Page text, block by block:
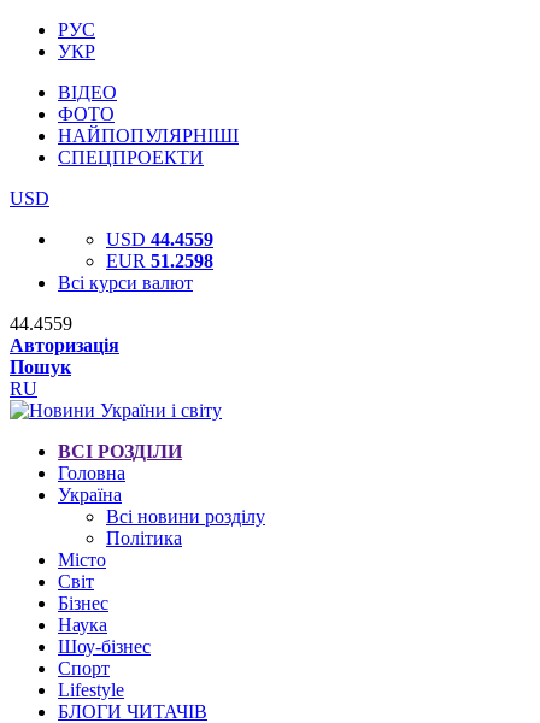
РУС
УКР
ВІДЕО
ФОТО
НАЙПОПУЛЯРНІШІ
СПЕЦПРОЕКТИ
USD
USD 44.4559
EUR 51.2598
Всі курси валют
44.4559
Авторизація
Пошук
RU
ВСІ РОЗДІЛИ
Головна
Україна
Всі новини розділу
Політика
Місто
Світ
Бізнес
Наука
Шоу-бізнес
Спорт
Lifestyle
БЛОГИ ЧИТАЧІВ